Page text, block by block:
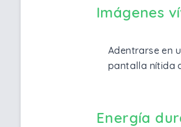
Imágenes
Adentrarse en
pantalla nítida
Energía